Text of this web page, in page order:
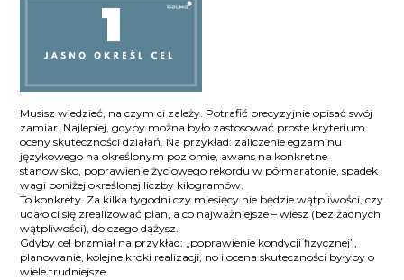
Musisz wiedzieć, na czym ci zależy. Potrafić precyzyjnie opisać swój
zamiar. Najlepiej, gdyby można było zastosować proste kryterium
oceny skuteczności działań. Na przykład: zaliczenie egzaminu
językowego na określonym poziomie, awans na konkretne
stanowisko, poprawienie życiowego rekordu w półmaratonie, spadek
wagi poniżej określonej liczby kilogramów.
To konkrety. Za kilka tygodni czy miesięcy nie będzie wątpliwości, czy
udało ci się zrealizować plan, a co najważniejsze – wiesz (bez żadnych
wątpliwości), do czego dążysz.
Gdyby cel brzmiał na przykład: „poprawienie kondycji fizycznej”,
planowanie, kolejne kroki realizacji, no i ocena skuteczności byłyby o
wiele trudniejsze.